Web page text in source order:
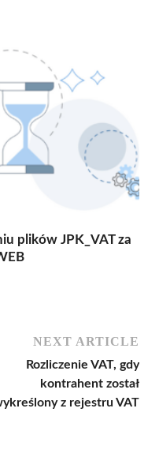
plików JPK_VAT za
NEXT ARTICLE
Rozliczenie VAT, gdy
kontrahent został
z rejestru VAT